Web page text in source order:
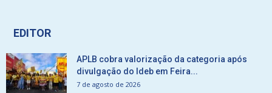
EDITOR
APLB cobra valorização da categoria após
divulgação do Ideb em Feira...
7 de agosto de 2026